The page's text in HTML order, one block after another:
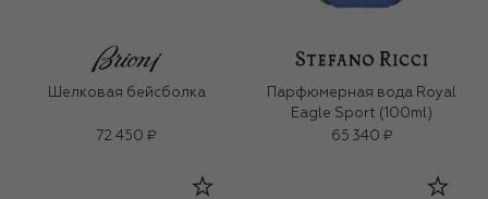
Шелковая бейсболка
72 450 ₽
Парфюмерная вода Royal
Eagle Sport (100ml)
65 340 ₽